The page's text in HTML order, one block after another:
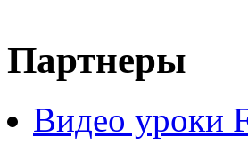
Партнеры
Видео уроки